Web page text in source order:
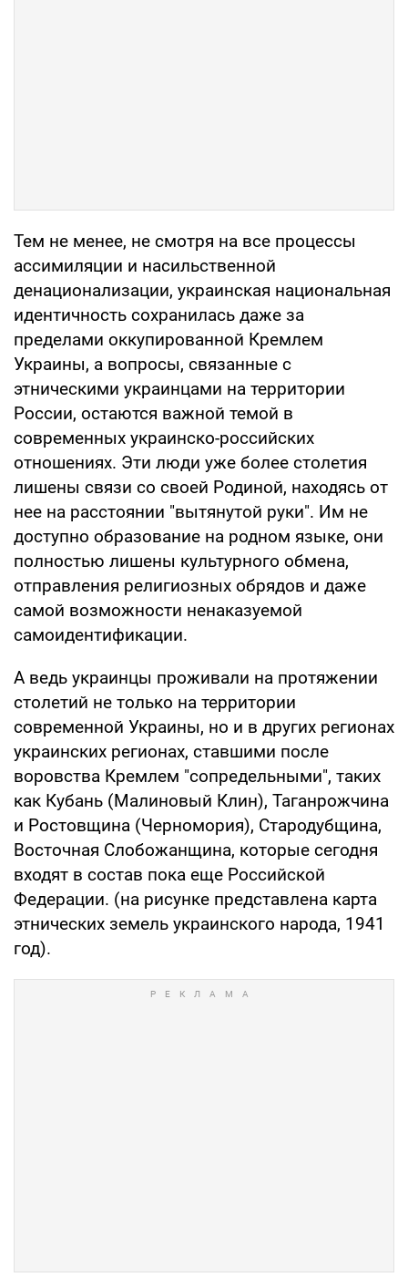
Тем не менее, не смотря на все процессы
ассимиляции и насильственной
денационализации, украинская национальная
идентичность сохранилась даже за
пределами оккупированной Кремлем
Украины, а вопросы, связанные с
этническими украинцами на территории
России, остаются важной темой в
современных украинско-российских
отношениях. Эти люди уже более столетия
лишены связи со своей Родиной, находясь от
нее на расстоянии "вытянутой руки". Им не
доступно образование на родном языке, они
полностью лишены культурного обмена,
отправления религиозных обрядов и даже
самой возможности ненаказуемой
самоидентификации.
А ведь украинцы проживали на протяжении
столетий не только на территории
современной Украины, но и в других регионах
украинских регионах, ставшими после
воровства Кремлем "сопредельными", таких
как Кубань (Малиновый Клин), Таганрожчина
и Ростовщина (Черномория), Стародубщина,
Восточная Слобожанщина, которые сегодня
входят в состав пока еще Российской
Федерации. (на рисунке представлена карта
этнических земель украинского народа, 1941
год).